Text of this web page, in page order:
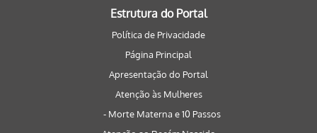
Estrutura do Portal
Política de Privacidade
Página Principal
Apresentação do Portal
Atenção às Mulheres
- Morte Materna e 10 Passos